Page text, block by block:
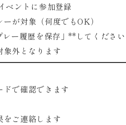
ベントに参加登録
が対象（何度でもOK）
ー履歴を保存」**してください
象外となります
ドで確認できます
をご連絡します